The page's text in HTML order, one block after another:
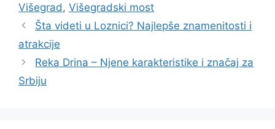
Višegrad , Višegradski most
Šta videti u Loznici? Najlepše znamenitosti i
atrakcije
Reka Drina – Njene karakteristike i značaj za
Srbiju